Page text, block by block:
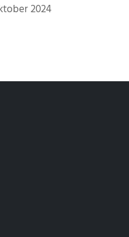
2024